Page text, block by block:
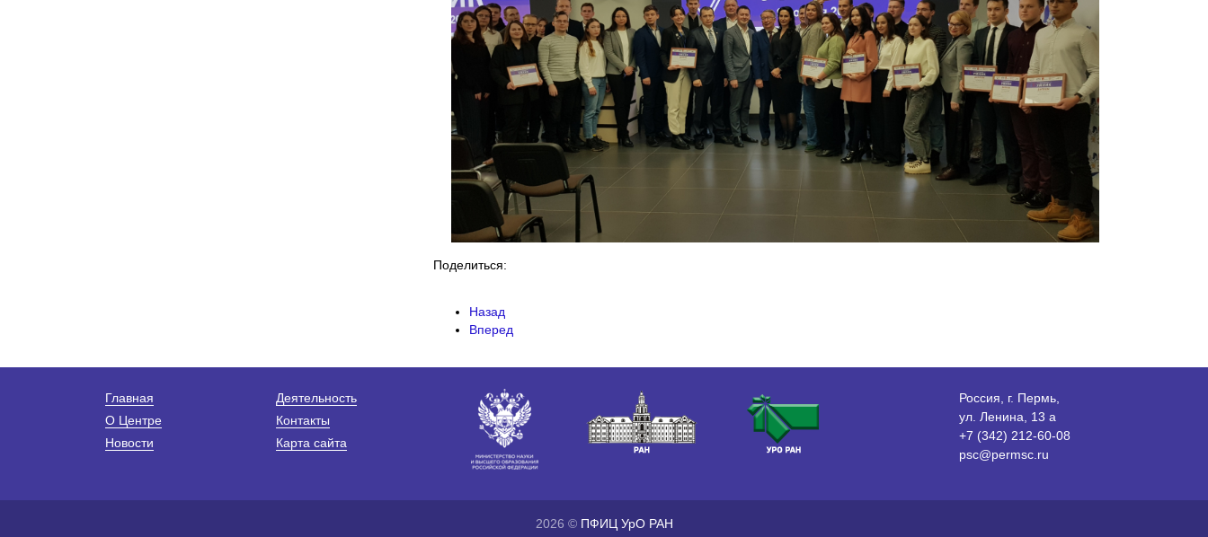
Поделиться:
Назад
Вперед
Главная
О Центре
Новости
Деятельность
Контакты
Карта сайта
Россия, г. Пермь,
ул. Ленина, 13 а
+7 (342) 212-60-08
psc@permsc.ru
2026 © ПФИЦ УрО РАН